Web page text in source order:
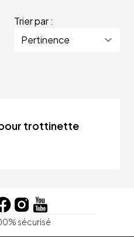
Trier par :
pour trottinette
sécurisé